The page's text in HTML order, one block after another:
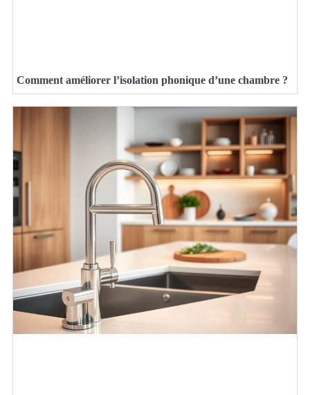
Comment améliorer l’isolation phonique d’une chambre ?